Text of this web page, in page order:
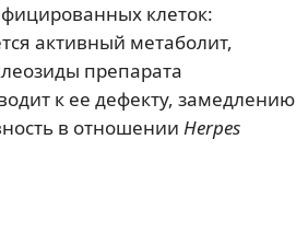
клеток:
активный метаболит,
препарата
к ее дефекту, замедлению
в отношении Herpes